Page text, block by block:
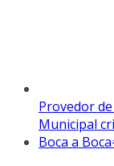
Provedor
Municipal
Boca a